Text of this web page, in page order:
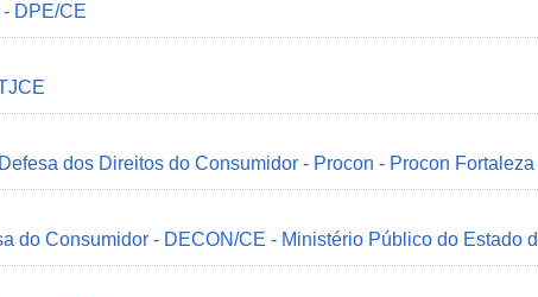
DPE/CE
dos Direitos do Consumidor - Procon - Procon Fortaleza
do Consumidor - DECON/CE - Ministério Público do Estado